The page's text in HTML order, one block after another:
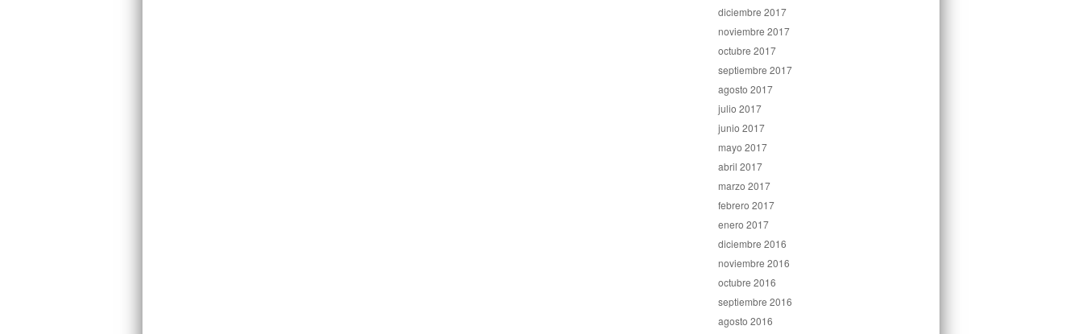
diciembre 2017
noviembre 2017
octubre 2017
septiembre 2017
agosto 2017
julio 2017
junio 2017
mayo 2017
abril 2017
marzo 2017
febrero 2017
enero 2017
diciembre 2016
noviembre 2016
octubre 2016
septiembre 2016
agosto 2016